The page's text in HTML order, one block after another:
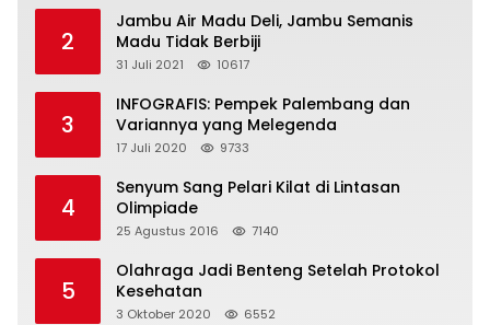
2
Jambu Air Madu Deli, Jambu Semanis
Madu Tidak Berbiji
31 Juli 2021 10617
3
INFOGRAFIS: Pempek Palembang dan
Variannya yang Melegenda
17 Juli 2020 9733
4
Senyum Sang Pelari Kilat di Lintasan
Olimpiade
25 Agustus 2016 7140
5
Olahraga Jadi Benteng Setelah Protokol
Kesehatan
3 Oktober 2020 6552